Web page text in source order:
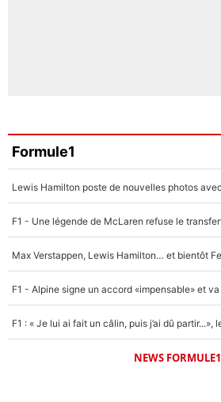
Formule1
NEWS FORMULE1